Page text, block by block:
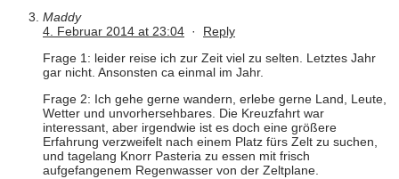
Maddy
4. Februar 2014 at 23:04 · Reply
Frage 1: leider reise ich zur Zeit viel zu selten. Letztes Jahr
gar nicht. Ansonsten ca einmal im Jahr.
Frage 2: Ich gehe gerne wandern, erlebe gerne Land, Leute,
Wetter und unvorhersehbares. Die Kreuzfahrt war
interessant, aber irgendwie ist es doch eine größere
Erfahrung verzweifelt nach einem Platz fürs Zelt zu suchen,
und tagelang Knorr Pasteria zu essen mit frisch
aufgefangenem Regenwasser von der Zeltplane.